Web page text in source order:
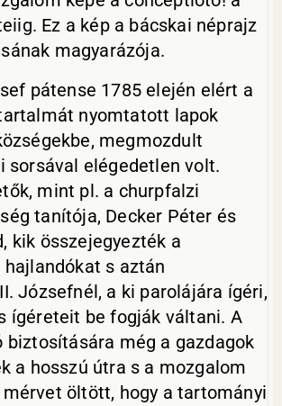
Ez a kép a bácskai néprajz
magyarázója.
pátense 1785 elején elért a
nyomtatott lapok
megmozdult
sorsával elégedetlen volt.
mint pl. a churpfalzi
tanítója, Decker Péter és
kik összejegyezték a
s aztán
Józsefnél, a ki parolájára ígéri,
ígéreteit be fogják váltani. A
biztosítására még a gazdagok
a hosszú útra s a mozgalom
mérvet öltött, hogy a tartományi